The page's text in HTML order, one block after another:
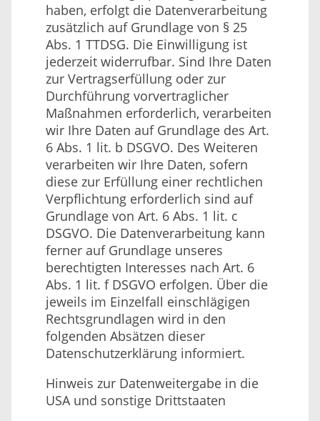
haben, erfolgt die Datenverarbeitung
zusätzlich auf Grundlage von § 25
Abs. 1 TTDSG. Die Einwilligung ist
jederzeit widerrufbar. Sind Ihre Daten
zur Vertragserfüllung oder zur
Durchführung vorvertraglicher
Maßnahmen erforderlich, verarbeiten
wir Ihre Daten auf Grundlage des Art.
6 Abs. 1 lit. b DSGVO. Des Weiteren
verarbeiten wir Ihre Daten, sofern
diese zur Erfüllung einer rechtlichen
Verpflichtung erforderlich sind auf
Grundlage von Art. 6 Abs. 1 lit. c
DSGVO. Die Datenverarbeitung kann
ferner auf Grundlage unseres
berechtigten Interesses nach Art. 6
Abs. 1 lit. f DSGVO erfolgen. Über die
jeweils im Einzelfall einschlägigen
Rechtsgrundlagen wird in den
folgenden Absätzen dieser
Datenschutzerklärung informiert.
Hinweis zur Datenweitergabe in die
USA und sonstige Drittstaaten